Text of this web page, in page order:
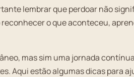
lembrar que perdoar não
o que aconteceu,
mas sim uma jornada
Aqui estão algumas dicas para